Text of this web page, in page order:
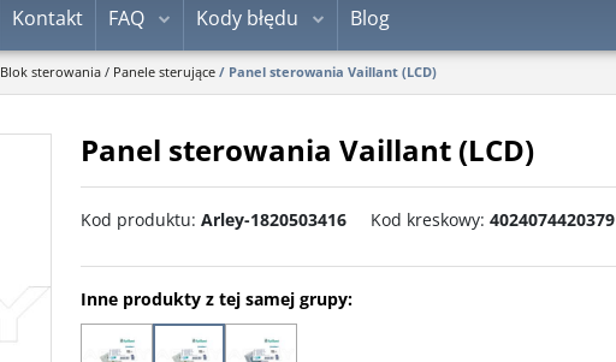
Kontakt FAQ Kody błędu Blog
Blok sterowania / Panele sterujące / Panel sterowania Vaillant (LCD)
Panel sterowania Vaillant (LCD)
Kod produktu: Arley-1820503416 Kod kreskowy: 4024074420379
Inne produkty z tej samej grupy: